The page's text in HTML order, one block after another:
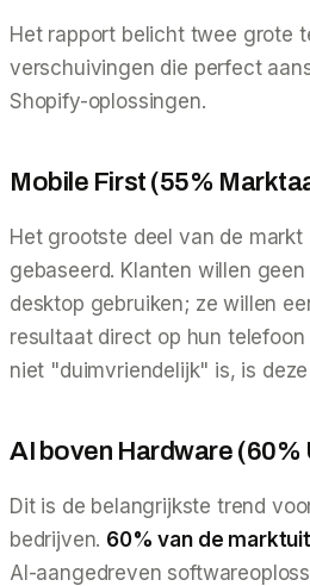
Het rapport belicht twee grote
verschuivingen die perfect
Shopify-oplossingen.
Mobile First (55%
Het grootste deel van de markt
gebaseerd. Klanten willen
desktop gebruiken; ze willen
resultaat direct op hun
niet "duimvriendelijk" is, is
AI boven Hardware (60%
Dit is de belangrijkste trend
bedrijven. 60% van de
AI-aangedreven